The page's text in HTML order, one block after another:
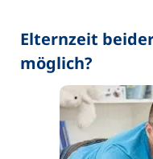
Elternzeit
möglich?